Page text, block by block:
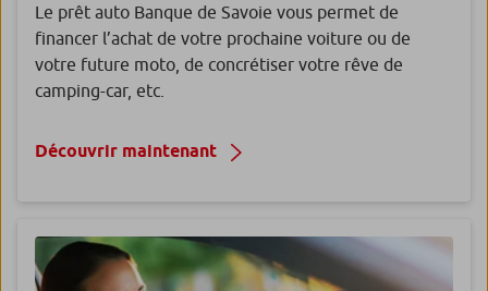
Le prêt auto Banque de Savoie vous permet de
financer l’achat de votre prochaine voiture ou de
votre future moto, de concrétiser votre rêve de
camping-car, etc.
Découvrir maintenant